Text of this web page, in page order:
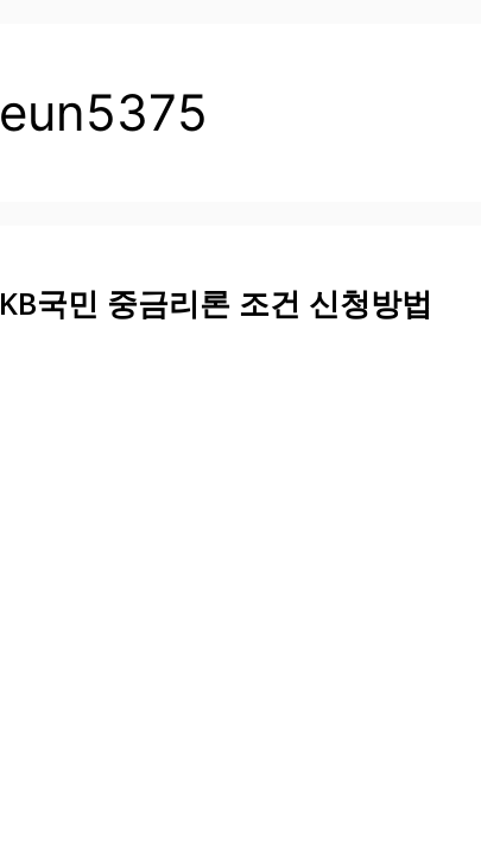
eun5375
KB국민 중금리론 조건 신청방법